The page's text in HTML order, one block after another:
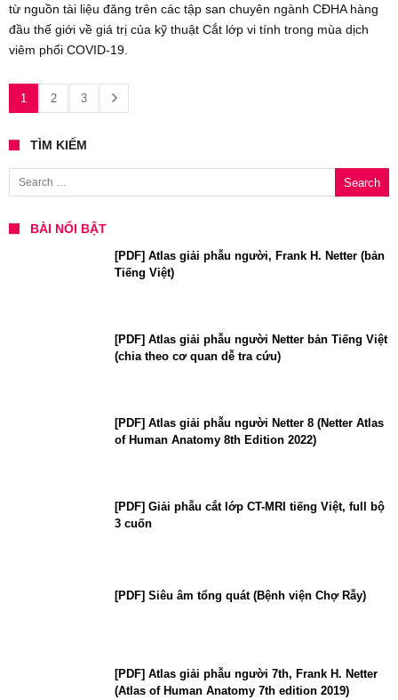
từ nguồn tài liệu đăng trên các tập san chuyên ngành CĐHA hàng
đầu thế giới về giá trị của kỹ thuật Cắt lớp vi tính trong mùa dịch
viêm phổi COVID-19.
1 2 3
TÌM KIẾM
Search for:
BÀI NỔI BẬT
[PDF] Atlas giải phẫu người, Frank H. Netter (bản
Tiếng Việt)
[PDF] Atlas giải phẫu người Netter bản Tiếng Việt
(chia theo cơ quan dễ tra cứu)
[PDF] Atlas giải phẫu người Netter 8 (Netter Atlas
of Human Anatomy 8th Edition 2022)
[PDF] Giải phẫu cắt lớp CT-MRI tiếng Việt, full bộ
3 cuốn
[PDF] Siêu âm tổng quát (Bệnh viện Chợ Rẫy)
[PDF] Atlas giải phẫu người 7th, Frank H. Netter
(Atlas of Human Anatomy 7th edition 2019)